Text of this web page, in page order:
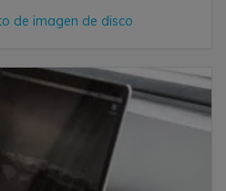
de imagen de disco